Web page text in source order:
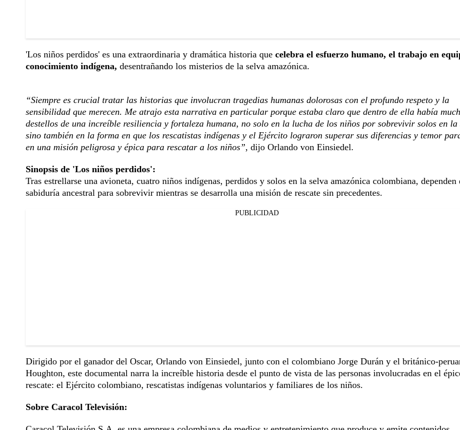
'Los niños perdidos' es una extraordinaria y dramática historia que celebra el esfuerzo humano, el trabajo en
conocimiento indígena, desentrañando los misterios de la selva amazónica.
“Siempre es crucial tratar las historias que involucran tragedias humanas dolorosas con el profundo respeto y la
sensibilidad que merecen. Me atrajo esta narrativa en particular porque estaba claro que dentro de ella había
destellos de una increíble resiliencia y fortaleza humana, no solo en la lucha de los niños por sobrevivir solos en la
sino también en la forma en que los rescatistas indígenas y el Ejército lograron superar sus diferencias y temor
en una misión peligrosa y épica para rescatar a los niños”, dijo Orlando von Einsiedel.
Sinopsis de 'Los niños perdidos':
Tras estrellarse una avioneta, cuatro niños indígenas, perdidos y solos en la selva amazónica colombiana, dependen
sabiduría ancestral para sobrevivir mientras se desarrolla una misión de rescate sin precedentes.
PUBLICIDAD
Dirigido por el ganador del Oscar, Orlando von Einsiedel, junto con el colombiano Jorge Durán y el británico-
Houghton, este documental narra la increíble historia desde el punto de vista de las personas involucradas en el
rescate: el Ejército colombiano, rescatistas indígenas voluntarios y familiares de los niños.
Sobre Caracol Televisión: